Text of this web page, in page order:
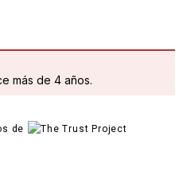
más de 4 años.
de